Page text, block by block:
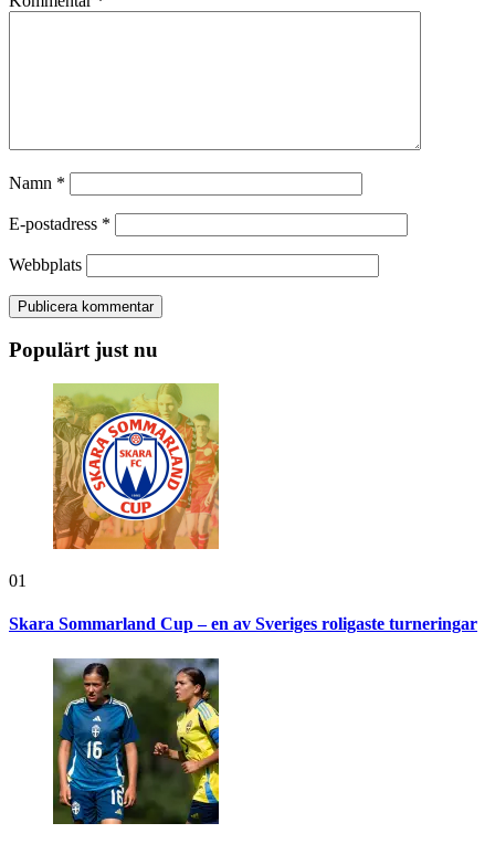
Namn *
E-postadress *
Webbplats
Populärt just nu
01
Skara Sommarland Cup – en av Sveriges roligaste turneringar